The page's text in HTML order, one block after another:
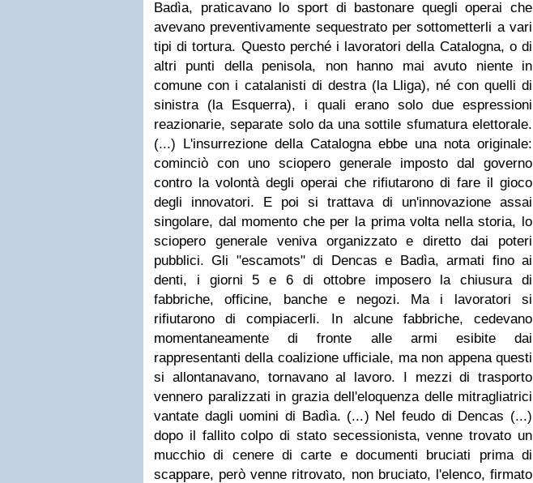
Badìa, praticavano lo sport di bastonare quegli operai che
avevano preventivamente sequestrato per sottometterli a vari
tipi di tortura. Questo perché i lavoratori della Catalogna, o di
altri punti della penisola, non hanno mai avuto niente in
comune con i catalanisti di destra (la Lliga), né con quelli di
sinistra (la Esquerra), i quali erano solo due espressioni
reazionarie, separate solo da una sottile sfumatura elettorale.
(...) L'insurrezione della Catalogna ebbe una nota originale:
cominciò con uno sciopero generale imposto dal governo
contro la volontà degli operai che rifiutarono di fare il gioco
degli innovatori. E poi si trattava di un'innovazione assai
singolare, dal momento che per la prima volta nella storia, lo
sciopero generale veniva organizzato e diretto dai poteri
pubblici. Gli "escamots" di Dencas e Badìa, armati fino ai
denti, i giorni 5 e 6 di ottobre imposero la chiusura di
fabbriche, officine, banche e negozi. Ma i lavoratori si
rifiutarono di compiacerli. In alcune fabbriche, cedevano
momentaneamente di fronte alle armi esibite dai
rappresentanti della coalizione ufficiale, ma non appena questi
si allontanavano, tornavano al lavoro. I mezzi di trasporto
vennero paralizzati in grazia dell'eloquenza delle mitragliatrici
vantate dagli uomini di Badìa. (...) Nel feudo di Dencas (...)
dopo il fallito colpo di stato secessionista, venne trovato un
mucchio di cenere di carte e documenti bruciati prima di
scappare, però venne ritrovato, non bruciato, l'elenco, firmato